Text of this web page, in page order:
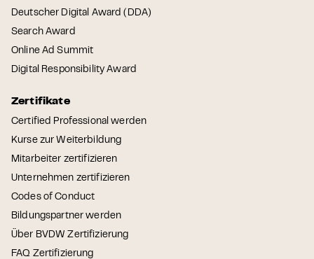
Deutscher Digital Award (DDA)
Search Award
Online Ad Summit
Digital Responsibility Award
Zertifikate
Certified Professional werden
Kurse zur Weiterbildung
Mitarbeiter zertifizieren
Unternehmen zertifizieren
Codes of Conduct
Bildungspartner werden
Über BVDW Zertifizierung
FAQ Zertifizierung